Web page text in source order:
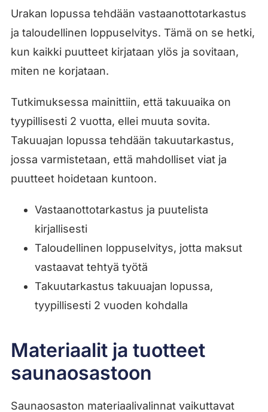
Urakan lopussa tehdään vastaanottotarkastus
ja taloudellinen loppuselvitys. Tämä on se hetki,
kun kaikki puutteet kirjataan ylös ja sovitaan,
miten ne korjataan.
Tutkimuksessa mainittiin, että takuuaika on
tyypillisesti 2 vuotta, ellei muuta sovita.
Takuuajan lopussa tehdään takuutarkastus,
jossa varmistetaan, että mahdolliset viat ja
puutteet hoidetaan kuntoon.
Vastaanottotarkastus ja puutelista
kirjallisesti
Taloudellinen loppuselvitys, jotta maksut
vastaavat tehtyä työtä
Takuutarkastus takuuajan lopussa,
tyypillisesti 2 vuoden kohdalla
Materiaalit ja tuotteet
saunaosastoon
Saunaosaston materiaalivalinnat vaikuttavat